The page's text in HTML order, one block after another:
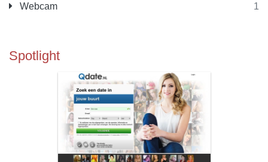
Webcam 1
Spotlight